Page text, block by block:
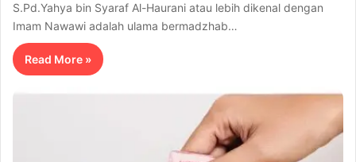
S.Pd.Yahya bin Syaraf Al-Haurani atau lebih dikenal dengan
Imam Nawawi adalah ulama bermadzhab…
Read More »